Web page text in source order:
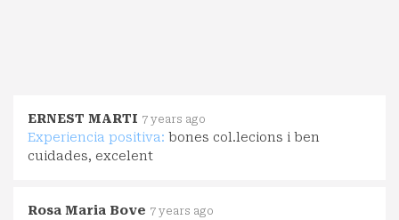
ERNEST MARTI 7 years ago
Experiencia positiva: bones col.lecions i ben
cuidades, excelent
Rosa Maria Bove 7 years ago